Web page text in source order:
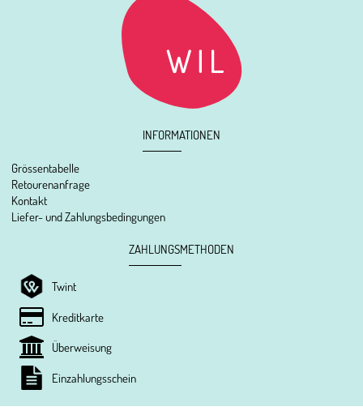
INFORMATIONEN
Grössentabelle
Retourenanfrage
Kontakt
Liefer- und Zahlungsbedingungen
ZAHLUNGSMETHODEN
Twint
Kreditkarte
Überweisung
Einzahlungsschein